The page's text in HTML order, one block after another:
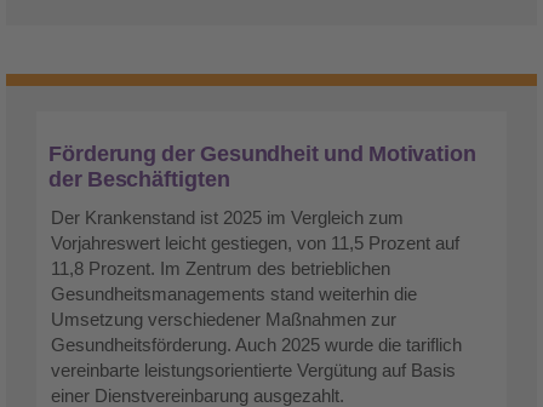
Förderung der Gesundheit und Motivation
der Beschäftigten
Der Krankenstand ist 2025 im Vergleich zum
Vorjahreswert leicht gestiegen, von 11,5 Prozent auf
11,8 Prozent. Im Zentrum des betrieblichen
Gesundheitsmanagements stand weiterhin die
Umsetzung verschiedener Maßnahmen zur
Gesundheitsförderung. Auch 2025 wurde die tariflich
vereinbarte leistungsorientierte Vergütung auf Basis
einer Dienstvereinbarung ausgezahlt.